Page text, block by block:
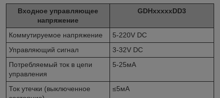
Входное управляющее
напряжение
GDHхххххDD3
Коммутируемое напряжение
5-220V DC
Управляющий сигнал
3-32V DC
Потребляемый ток в цепи
управления
5-25мА
Ток утечки (выключенное
≤5мА